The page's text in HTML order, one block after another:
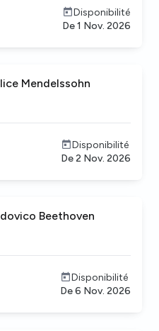
Disponibilité
De1 Nov. 2026
Mendelssohn
Disponibilité
De2 Nov. 2026
Beethoven
Disponibilité
De6 Nov. 2026